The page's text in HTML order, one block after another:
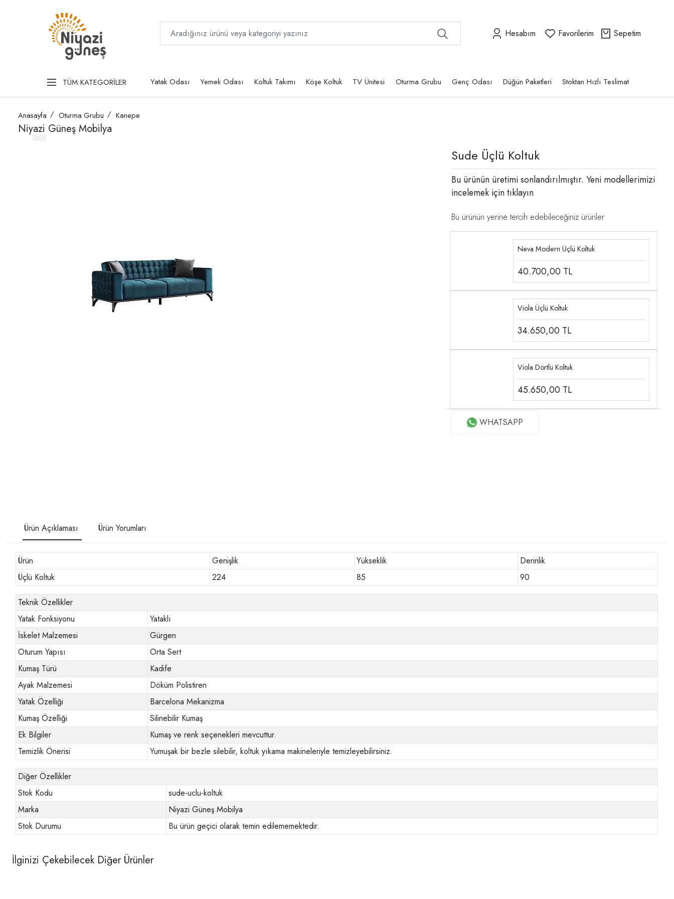
Hesabım Favorilerim Sepetim
TÜM KATEGORİLER Yatak Odası Yemek Odası Koltuk Takımı Köşe Koltuk TV Ünitesi Oturma Grubu Genç Odası Düğün Paketleri Stoktan Hızlı Teslimat
Anasayfa Oturma Grubu Kanepe
Niyazi Güneş Mobilya
Sude Üçlü Koltuk
Bu ürünün üretimi sonlandırılmıştır. Yeni modellerimizi
incelemek içintıklayın
Bu ürünün yerine tercih edebileceğiniz ürünler
Neva Modern Üçlü Koltuk
40.700,00 TL
Viola Üçlü Koltuk
34.650,00 TL
Viola Dörtlü Koltuk
45.650,00 TL
WHATSAPP
Ürün Açıklaması Ürün Yorumları
Ürün Genişlik Yükseklik
Derinlik
Üçlü Koltuk
224 85 90
Teknik Özellikler
Yatak Fonksiyonu
Yataklı
İskelet Malzemesi
Gürgen
Oturum Yapısı
Orta Sert
Kumaş Türü
Kadife
Ayak Malzemesi
Döküm Polistiren
Yatak Özelliği
Barcelona Mekanizma
Kumaş Özelliği
Silinebilir Kumaş
Ek Bilgiler
Kumaş ve renk seçenekleri mevcuttur.
Temizlik Önerisi
Yumuşak bir bezle silebilir, koltuk yıkama makineleriyle temizleyebilirsiniz.
Diğer Özellikler
Stok Kodu
sude-uclu-koltuk
Marka
Niyazi Güneş Mobilya
Stok Durumu
Bu ürün geçici olarak temin edilememektedir.
İlginizi Çekebilecek Diğer Ürünler